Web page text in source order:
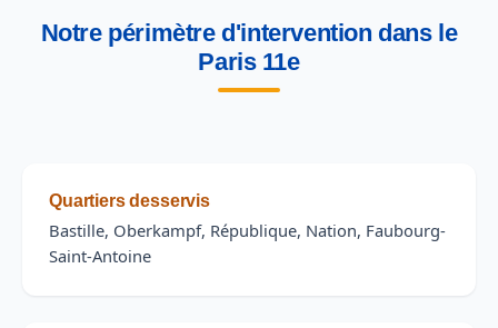
Notre périmètre d'intervention dans le
Paris 11e
Quartiers desservis
Bastille, Oberkampf, République, Nation, Faubourg-
Saint-Antoine